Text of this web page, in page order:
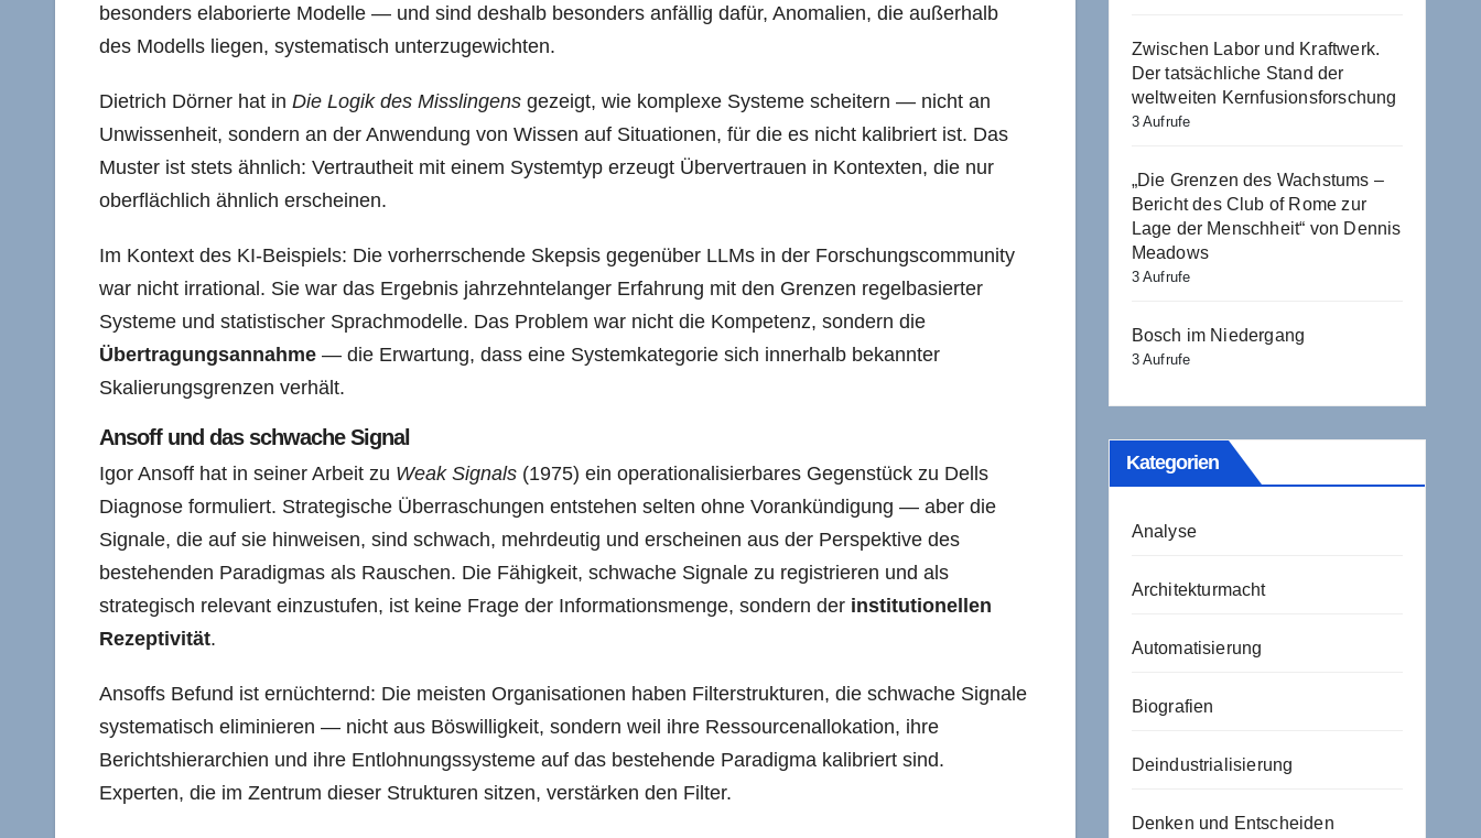
besonders elaborierte Modelle — und sind deshalb besonders anfällig dafür, Anomalien, die außerhalb
des Modells liegen, systematisch unterzugewichten.
Dietrich Dörner hat in Die Logik des Misslingens gezeigt, wie komplexe Systeme scheitern — nicht an
Unwissenheit, sondern an der Anwendung von Wissen auf Situationen, für die es nicht kalibriert ist. Das
Muster ist stets ähnlich: Vertrautheit mit einem Systemtyp erzeugt Übervertrauen in Kontexten, die nur
oberflächlich ähnlich erscheinen.
Im Kontext des KI-Beispiels: Die vorherrschende Skepsis gegenüber LLMs in der Forschungscommunity
war nicht irrational. Sie war das Ergebnis jahrzehntelanger Erfahrung mit den Grenzen regelbasierter
Systeme und statistischer Sprachmodelle. Das Problem war nicht die Kompetenz, sondern die
Übertragungsannahme — die Erwartung, dass eine Systemkategorie sich innerhalb bekannter
Skalierungsgrenzen verhält.
Ansoff und das schwache Signal
Igor Ansoff hat in seiner Arbeit zu Weak Signals (1975) ein operationalisierbares Gegenstück zu Dells
Diagnose formuliert. Strategische Überraschungen entstehen selten ohne Vorankündigung — aber die
Signale, die auf sie hinweisen, sind schwach, mehrdeutig und erscheinen aus der Perspektive des
bestehenden Paradigmas als Rauschen. Die Fähigkeit, schwache Signale zu registrieren und als
strategisch relevant einzustufen, ist keine Frage der Informationsmenge, sondern der institutionellen
Rezeptivität.
Ansoffs Befund ist ernüchternd: Die meisten Organisationen haben Filterstrukturen, die schwache Signale
systematisch eliminieren — nicht aus Böswilligkeit, sondern weil ihre Ressourcenallokation, ihre
Berichtshierarchien und ihre Entlohnungssysteme auf das bestehende Paradigma kalibriert sind.
Experten, die im Zentrum dieser Strukturen sitzen, verstärken den Filter.
Zwischen Labor und Kraftwerk.
Der tatsächliche Stand der
weltweiten Kernfusionsforschung
3 Aufrufe
„Die Grenzen des Wachstums –
Bericht des Club of Rome zur
Lage der Menschheit“ von Dennis
Meadows
3 Aufrufe
Bosch im Niedergang
3 Aufrufe
Kategorien
Analyse
Architekturmacht
Automatisierung
Biografien
Deindustrialisierung
Denken und Entscheiden